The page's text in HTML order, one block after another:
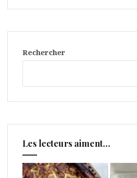
Rechercher
Les lecteurs aiment…